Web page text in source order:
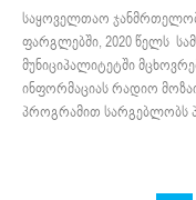
საყოველთაო
ფარგლებში, 2020 წელს
მუნიციპალიტეტში
ინფორმაციას რადიო
პროგრამით სარგებლობს